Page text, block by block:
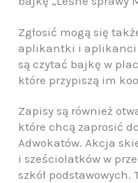
Zgłosić mogą się
aplikantki i aplikanci
są czytać bajkę w
które przypiszą im
Zapisy są również
które chcą zaprosić
Adwokatów. Akcja
i sześciolatków w
szkół